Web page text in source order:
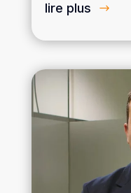
lire plus